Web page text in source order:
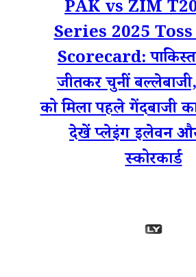
PAK vs ZIM
Series 2025
Scorecard:
जीतकर चुनीं बल्लेबाजी,
को मिला पहले गेंदबाजी
देखें प्लेइंग इलेवन
स्कोरकार्ड